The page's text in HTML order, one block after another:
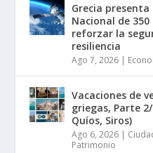
Grecia
Nacional de
reforzar la
resiliencia
Ago 7, 2026 |
Vacaciones de
griegas, Parte
Quíos, Siros)
Ago 6, 2026 |
Patrimonio